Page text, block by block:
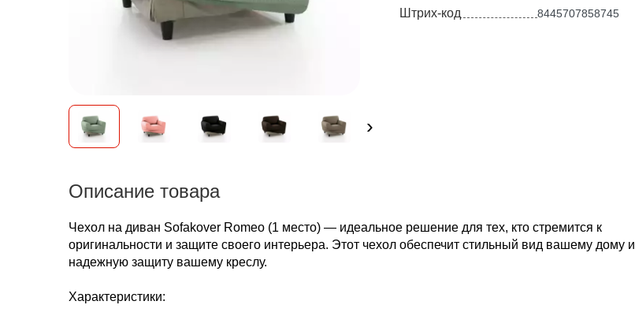
›
Штрих-код
8445707858745
Описание товара
Чехол на диван Sofakover Romeo (1 место) — идеальное решение для тех, кто стремится к
оригинальности и защите своего интерьера. Этот чехол обеспечит стильный вид вашему дому и
надежную защиту вашему креслу.
Характеристики: